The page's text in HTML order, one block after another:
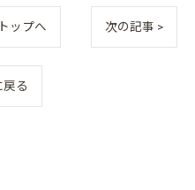
ップへ 次の記事 >
る